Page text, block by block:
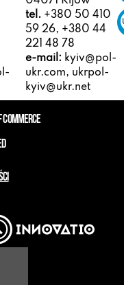
tel. +380 50 410
59 26, +380 44
221 48 78
e-mail: kyiv@pol-
ukr.com, ukrpol-
kyiv@ukr.net
COMMERCE